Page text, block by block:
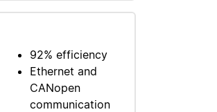
92% efficiency
Ethernet and
CANopen
communication